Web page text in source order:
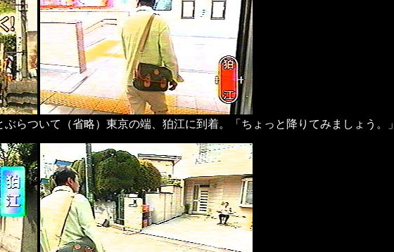
らついて（省略）東京の端、狛江に到着。「ちょっと降りてみましょう。」